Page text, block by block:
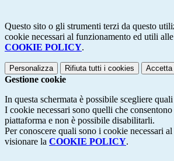
Questo sito o gli strumenti terzi da questo
cookie necessari al funzionamento ed utili
COOKIE POLICY.
Personalizza Rifiuta tutti i cookies Accetta
Gestione cookie
In questa schermata è possibile scegliere
I cookie necessari sono quelli che
piattaforma e non è possibile disabilitarli.
Per conoscere quali sono i cookie necessari
visionare la COOKIE POLICY.